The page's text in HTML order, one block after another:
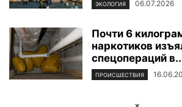
ЭКОЛОГИЯ 06.07.2026
Почти 6
наркотиков
спецопераций
ПРОИСШЕСТВИЯ
×